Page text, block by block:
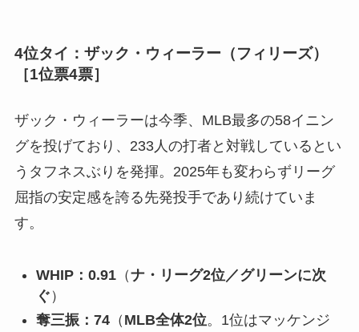
4位タイ：ザック・ウィーラー（フィリーズ）
［1位票4票］
ザック・ウィーラーは今季、MLB最多の58イニン
グを投げており、233人の打者と対戦しているとい
うタフネスぶりを発揮。2025年も変わらずリーグ
屈指の安定感を誇る先発投手であり続けていま
す。
WHIP：0.91（ナ・リーグ2位／グリーンに次
ぐ ）
奪三振：74（ MLB全体2位。1位はマッケンジ